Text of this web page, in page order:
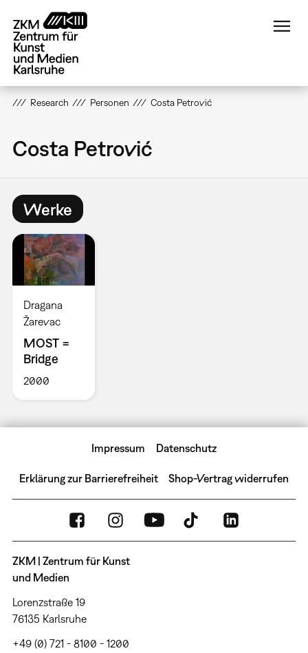
zum
Inhalt
Research Personen Costa Petrović
Costa Petrović
Werke
Dragana
Žarevac
MOST =
Bridge
2000
Impressum Datenschutz
Erklärung zur Barrierefreiheit Shop-Vertrag widerrufen
ZKM | Zentrum für Kunst
und Medien
Lorenzstraße 19
76135 Karlsruhe
+49 (0) 721 - 8100 - 1200